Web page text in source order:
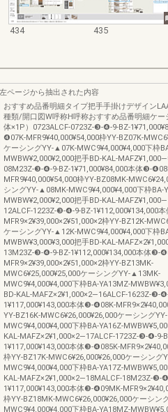
434 435
左ページから抽出された内容
おすすめ品番明細タイプ把手手掛けデザイン
種類/開口図W呼称H呼称おすすめ品番明細ケー
体×1P）0723ALCF-0723Z-❸-❹-9-BZ-
❹07K-MFR9¥40,000¥54,000枠YY-BZ07K-
ケーシングYY-▲07K-MWC9¥4,000¥4,000下枠
MWBW¥2,000¥2,000把手BD-KAL-
08M23Z-❸-❹-9-BZ-1¥71,000¥84,000本体❸-
MFR9¥40,000¥54,000枠YY-BZ08MK-
シングYY-▲08MK-MWC9¥4,000¥4,000下枠BA-
MWBW¥2,000¥2,000把手BD-KAL-MAFZ¥1,000―
12ALCF-1223Z-❸-❹-9-BZ-1¥112,000¥134,000
MFR9×2¥39,000×2¥51,000×2枠YY-BZ12K-
ケーシングYY-▲12K-MWC9¥4,000¥4,000下枠
MWBW¥3,000¥3,000把手BD-KAL-
13M23Z-❸-❹-9-BZ-1¥112,000¥134,000本体❸-
MFR9×2¥39,000×2¥51,000×2枠YY-BZ13MK-
MWC6¥25,000¥25,000ケーシングYY-▲13MK-
MWC9¥4,000¥4,000下枠BA-YA13MZ-
BD-KAL-MAFZ×2¥1,000×2―16ALCF-1623Z-❸-
1¥117,000¥143,000本体❸-❹08K-
YY-BZ16K-MWC6¥26,000¥26,000ケーシング
MWC9¥4,000¥4,000下枠BA-YA16Z-
KAL-MAFZ×2¥1,000×2―17ALCF-1723Z-❸-❹-9-
1¥117,000¥143,000本体❸-❹085K-
枠YY-BZ17K-MWC6¥26,000¥26,000ケーシング
MWC9¥4,000¥4,000下枠BA-YA17Z-
KAL-MAFZ×2¥1,000×2―18MALCF-18M23Z-❸-
1¥117,000¥143,000本体❸-❹09MK-
枠YY-BZ18MK-MWC6¥26,000¥26,000ケーシン
MWC9¥4,000¥4,000下枠BA-YA18MZ-